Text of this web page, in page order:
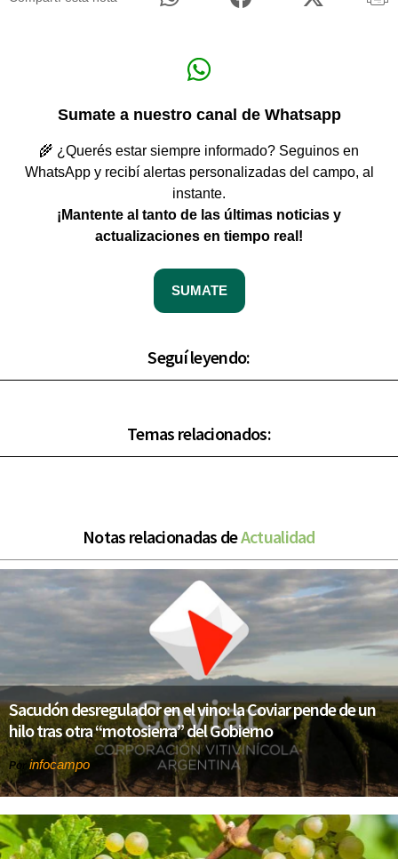
Sumate a nuestro canal de Whatsapp
🌾 ¿Querés estar siempre informado? Seguinos en
WhatsApp y recibí alertas personalizadas del campo, al
instante.
¡Mantente al tanto de las últimas noticias y
actualizaciones en tiempo real!
SUMATE
Seguí leyendo:
Temas relacionados:
Notas relacionadas deActualidad
Sacudón desregulador en el vino: la Coviar pende de un
hilo tras otra “motosierra” del Gobierno
Por infocampo